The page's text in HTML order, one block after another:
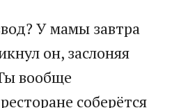
У мамы завтра
он, заслоняя
вообще
соберётся